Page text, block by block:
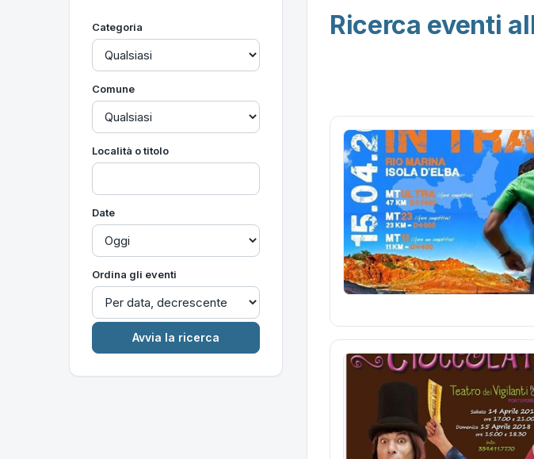
Categoria
Comune
Località o titolo
Date
Ordina gli eventi
Ricerca eventi